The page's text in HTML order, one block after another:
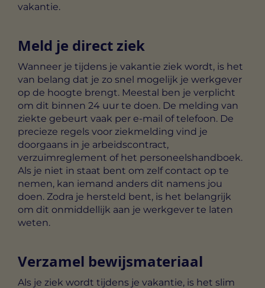
vakantie.
Meld je direct ziek
Wanneer je tijdens je vakantie ziek wordt, is het
van belang dat je zo snel mogelijk je werkgever
op de hoogte brengt. Meestal ben je verplicht
om dit binnen 24 uur te doen. De melding van
ziekte gebeurt vaak per e-mail of telefoon. De
precieze regels voor ziekmelding vind je
doorgaans in je arbeidscontract,
verzuimreglement of het personeelshandboek.
Als je niet in staat bent om zelf contact op te
nemen, kan iemand anders dit namens jou
doen. Zodra je hersteld bent, is het belangrijk
om dit onmiddellijk aan je werkgever te laten
weten.
Verzamel bewijsmateriaal
Als je ziek wordt tijdens je vakantie, is het slim